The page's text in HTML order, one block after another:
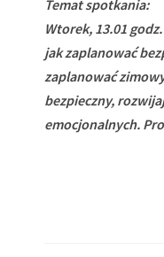
Temat spotkania:
Wtorek, 13.01
jak zaplanować
zaplanować
bezpieczny,
emocjonalnych.